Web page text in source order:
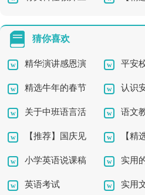
猜你喜欢
精华演讲感恩演
讲稿模板锦集
平安
精选牛年的春节
的祝福语四篇
认识
案4篇
关于中班语言活
动教案3篇
语文
学工作计
【推荐】国庆见
闻的初中作文300字四
篇
【精
成语作文
小学英语说课稿
(通用15篇)
实用
文300字5
英语考试 实用